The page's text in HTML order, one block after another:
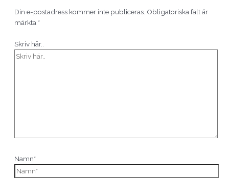
Din e-postadress kommer inte publiceras. Obligatoriska fält är
märkta *
Skriv här..
Namn*